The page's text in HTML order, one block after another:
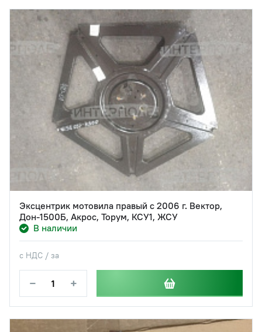
Эксцентрик мотовила правый с 2006 г. Вектор,
Дон-1500Б, Акрос, Торум, КСУ1, ЖСУ
В наличии
с НДС / за
− +